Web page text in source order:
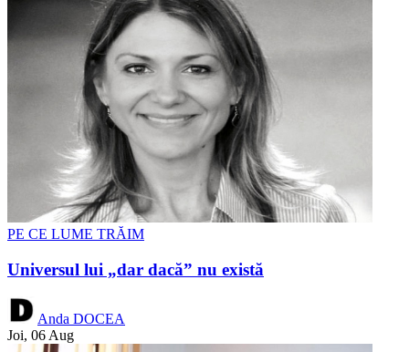
PE CE LUME TRĂIM
Universul lui „dar dacă” nu există
Anda DOCEA
Joi, 06 Aug